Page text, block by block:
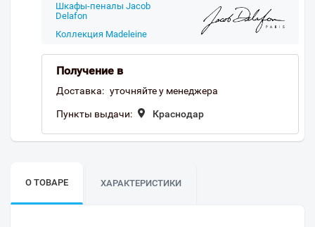
Шкафы-пеналы Jacob
Delafon
Коллекция Madeleine
Получение в
Доставка: уточняйте у менеджера
Пункты выдачи: Краснодар
О ТОВАРЕ ХАРАКТЕРИСТИКИ